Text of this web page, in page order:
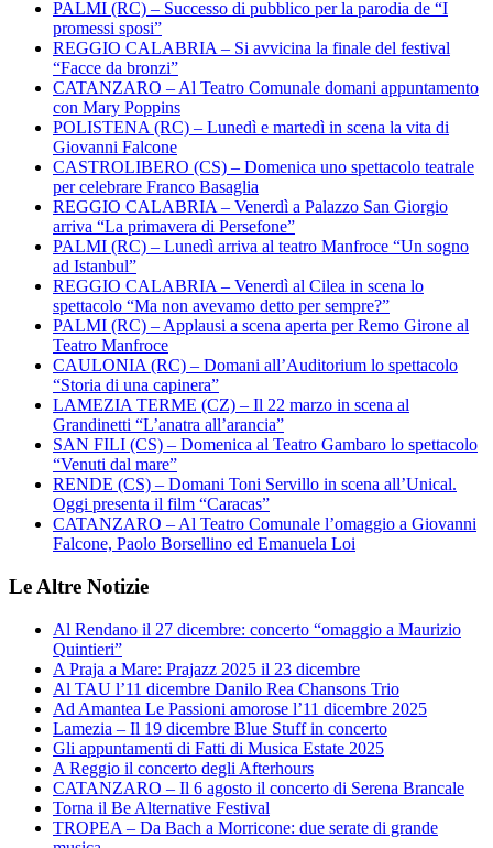
PALMI (RC) – Successo di pubblico per la parodia de “I
promessi sposi”
REGGIO CALABRIA – Si avvicina la finale del festival
“Facce da bronzi”
CATANZARO – Al Teatro Comunale domani appuntamento
con Mary Poppins
POLISTENA (RC) – Lunedì e martedì in scena la vita di
Giovanni Falcone
CASTROLIBERO (CS) – Domenica uno spettacolo teatrale
per celebrare Franco Basaglia
REGGIO CALABRIA – Venerdì a Palazzo San Giorgio
arriva “La primavera di Persefone”
PALMI (RC) – Lunedì arriva al teatro Manfroce “Un sogno
ad Istanbul”
REGGIO CALABRIA – Venerdì al Cilea in scena lo
spettacolo “Ma non avevamo detto per sempre?”
PALMI (RC) – Applausi a scena aperta per Remo Girone al
Teatro Manfroce
CAULONIA (RC) – Domani all’Auditorium lo spettacolo
“Storia di una capinera”
LAMEZIA TERME (CZ) – Il 22 marzo in scena al
Grandinetti “L’anatra all’arancia”
SAN FILI (CS) – Domenica al Teatro Gambaro lo spettacolo
“Venuti dal mare”
RENDE (CS) – Domani Toni Servillo in scena all’Unical.
Oggi presenta il film “Caracas”
CATANZARO – Al Teatro Comunale l’omaggio a Giovanni
Falcone, Paolo Borsellino ed Emanuela Loi
Le Altre Notizie
Al Rendano il 27 dicembre: concerto “omaggio a Maurizio
Quintieri”
A Praja a Mare: Prajazz 2025 il 23 dicembre
Al TAU l’11 dicembre Danilo Rea Chansons Trio
Ad Amantea Le Passioni amorose l’11 dicembre 2025
Lamezia – Il 19 dicembre Blue Stuff in concerto
Gli appuntamenti di Fatti di Musica Estate 2025
A Reggio il concerto degli Afterhours
CATANZARO – Il 6 agosto il concerto di Serena Brancale
Torna il Be Alternative Festival
TROPEA – Da Bach a Morricone: due serate di grande